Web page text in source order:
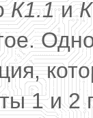
К1.1и
1 и